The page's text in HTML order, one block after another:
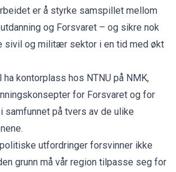
er å styrke samspillet mellom
og Forsvaret – og sikre nok
sivil og militær sektor i en tid med økt
kontorplass hos NTNU på NMK,
for Forsvaret og for
samfunnet på tvers av de ulike
utfordringer forsvinner ikke
grunn må vår region tilpasse seg for